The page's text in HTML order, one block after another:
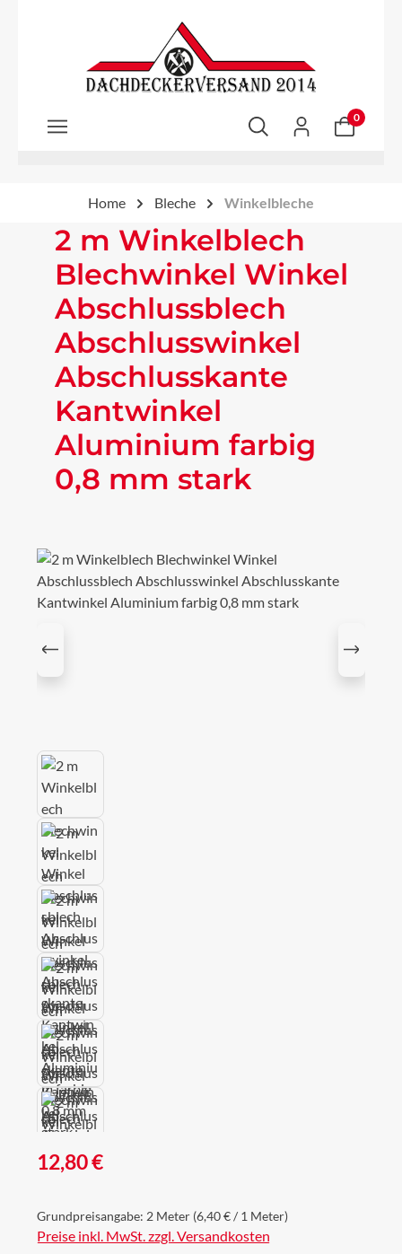
Zum Hauptinhalt springen
0
Home Bleche Winkelbleche
2 m Winkelblech
Blechwinkel Winkel
Abschlussblech
Abschlusswinkel
Abschlusskante
Kantwinkel
Aluminium farbig
0,8 mm stark
Bildergalerie überspringen
Regulärer Preis:
12,80 €
Grundpreisangabe: 2 Meter (6,40 € / 1 Meter)
Preise inkl. MwSt. zzgl. Versandkosten